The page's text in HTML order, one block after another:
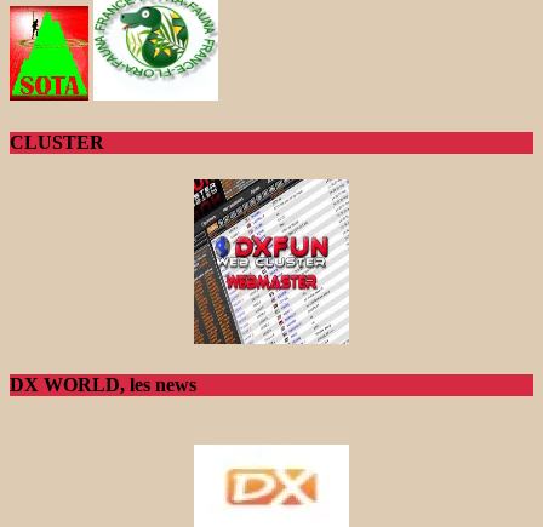
CLUSTER
DX WORLD, les news